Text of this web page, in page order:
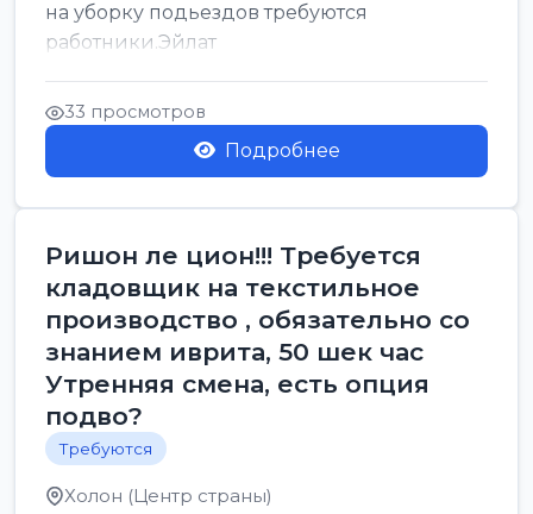
на уборку подьездов требуются
работники.Эйлат
33 просмотров
Подробнее
Ришон ле цион!!! Требуется
кладовщик на текстильное
производство , обязательно со
знанием иврита, 50 шек час
Утренняя смена, есть опция
подво?
Требуются
Холон (Центр страны)